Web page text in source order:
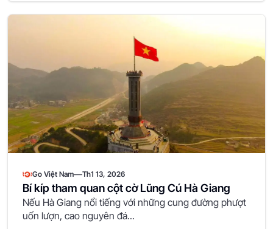
Go Việt Nam—Th1 13, 2026
Bí kíp tham quan cột cờ Lũng Cú Hà Giang
Nếu Hà Giang nổi tiếng với những cung đường phượt
uốn lượn, cao nguyên đá...